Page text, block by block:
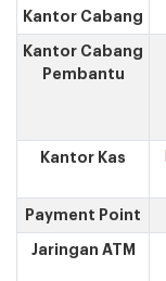
Kantor Cabang
Kantor Cabang
Pembantu
Kantor Kas
Payment Point
Jaringan ATM